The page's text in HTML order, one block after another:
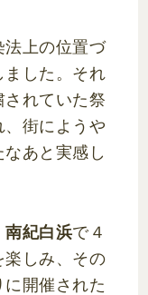
法上の位置づ
ました。それ
れていた祭
、街にようや
あと実感し
南紀白浜で４
楽しみ、その
開催された